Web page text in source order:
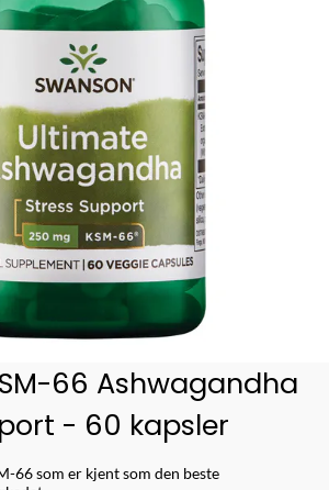
66 Ashwagandha
- 60 kapsler
66 som er kjent som den beste